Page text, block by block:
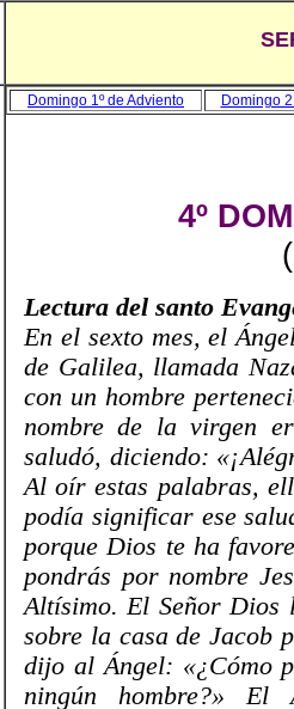
Domingo 1º de Adviento Domingo
4º
Lectura del santo
En el sexto mes, el
de Galilea, llamada
con un hombre
nombre de la virgen
saludó, diciendo:
Al oír estas palabras,
podía significar ese
porque Dios te ha
pondrás por nombre
Altísimo. El Señor Dios
sobre la casa de Jacob
dijo al Ángel: «¿Cómo
ningún hombre?» El